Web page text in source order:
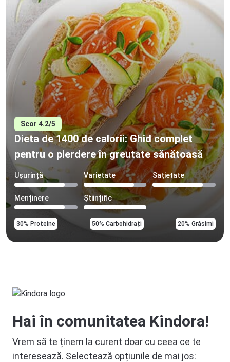
Scor 4.2/5
Dieta de 1400 de calorii: Ghid complet
pentru o pierdere în greutate sănătoasă
Ușurință Varietate Sațietate
Menținere Științific
30% Proteine 50% Carbohidrați 20% Grăsimi
Hai în comunitatea Kindora!
Vrem să te ținem la curent doar cu ceea ce te
interesează. Selectează opțiunile de mai jos: